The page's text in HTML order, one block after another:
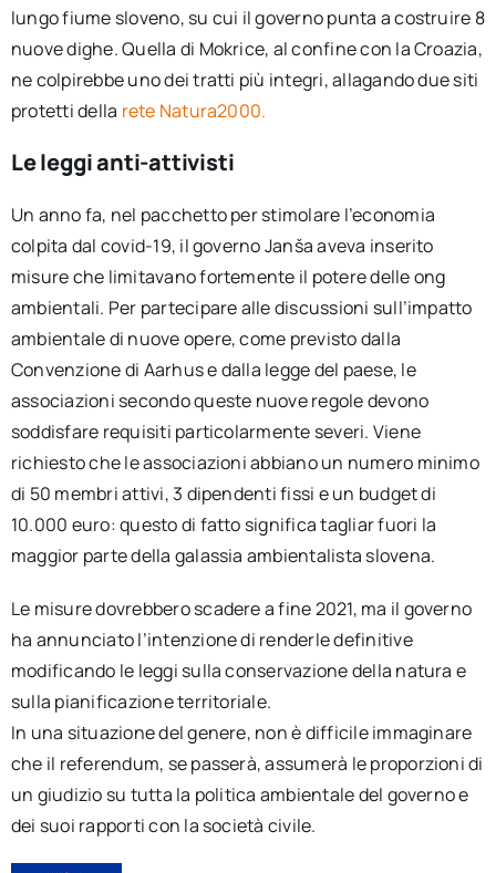
lungo fiume sloveno, su cui il governo punta a costruire 8
nuove dighe. Quella di Mokrice, al confine con la Croazia,
ne colpirebbe uno dei tratti più integri, allagando due siti
protetti della rete Natura2000.
Le leggi anti-attivisti
Un anno fa, nel pacchetto per stimolare l’economia
colpita dal covid-19, il governo Janša aveva inserito
misure che limitavano fortemente il potere delle ong
ambientali. Per partecipare alle discussioni sull’impatto
ambientale di nuove opere, come previsto dalla
Convenzione di Aarhus e dalla legge del paese, le
associazioni secondo queste nuove regole devono
soddisfare requisiti particolarmente severi. Viene
richiesto che le associazioni abbiano un numero minimo
di 50 membri attivi, 3 dipendenti fissi e un budget di
10.000 euro: questo di fatto significa tagliar fuori la
maggior parte della galassia ambientalista slovena.
Le misure dovrebbero scadere a fine 2021, ma il governo
ha annunciato l’intenzione di renderle definitive
modificando le leggi sulla conservazione della natura e
sulla pianificazione territoriale.
In una situazione del genere, non è difficile immaginare
che il referendum, se passerà, assumerà le proporzioni di
un giudizio su tutta la politica ambientale del governo e
dei suoi rapporti con la società civile.